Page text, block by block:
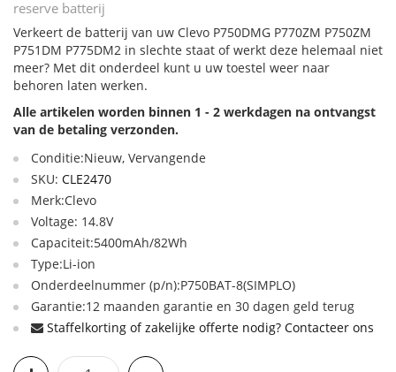
reserve batterij
Verkeert de batterij van uw Clevo P750DMG P770ZM P750ZM
P751DM P775DM2 in slechte staat of werkt deze helemaal niet
meer? Met dit onderdeel kunt u uw toestel weer naar
behoren laten werken.
Alle artikelen worden binnen 1 - 2 werkdagen na ontvangst
van de betaling verzonden.
Conditie:Nieuw, Vervangende
SKU: CLE2470
Merk:Clevo
Voltage: 14.8V
Capaciteit:5400mAh/82Wh
Type:Li-ion
Onderdeelnummer (p/n):P750BAT-8(SIMPLO)
Garantie:12 maanden garantie en 30 dagen geld terug
Staffelkorting of zakelijke offerte nodig? Contacteer ons